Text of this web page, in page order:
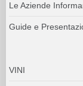
Le Aziende
Guide e
VINI